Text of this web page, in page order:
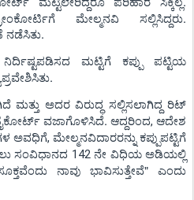
ಮೇಲ್ಮನವಿ ಸಲ್ಲಿಸಿದ್ದರು.
ನಡೆಸಿತು.
ಮಟ್ಟಿಗೆ ಕಪ್ಪು ಪಟ್ಟಿಯ
ಮತ್ತು ಅದರ ವಿರುದ್ಧ ಸಲ್ಲಿಸಲಾಗಿದ್ದ ರಿಟ್
ವಜಾಗೊಳಿಸಿದೆ. ಆದ್ದರಿಂದ,ಆದೇಶ
ಅವಧಿಗೆ, ಮೇಲ್ಮನವಿದಾರರನ್ನು ಕಪ್ಪುಪಟ್ಟಿಗೆ
ಸಂವಿಧಾನದ 142 ನೇ ವಿಧಿಯ ಅಡಿಯಲ್ಲಿ
ನಾವು ಭಾವಿಸುತ್ತೇವೆ" ಎಂದು